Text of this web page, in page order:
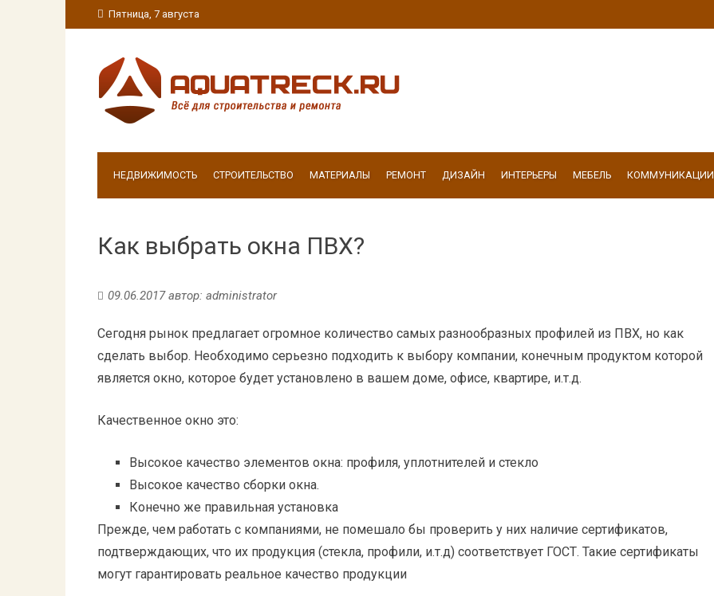
Пятница, 7 августа
НЕДВИЖИМОСТЬ СТРОИТЕЛЬСТВО МАТЕРИАЛЫ РЕМОНТ ДИЗАЙН ИНТЕРЬЕРЫ МЕБЕЛЬ КОММУНИКАЦИИ
Как выбрать окна ПВХ?
09.06.2017автор: administrator
Сегодня рынок предлагает огромное количество самых разнообразных профилей из ПВХ, но как
сделать выбор. Необходимо серьезно подходить к выбору компании, конечным продуктом которой
является окно, которое будет установлено в вашем доме, офисе, квартире, и.т.д.
Качественное окно это:
Высокое качество элементов окна: профиля, уплотнителей и стекло
Высокое качество сборки окна.
Конечно же правильная установка
Прежде, чем работать с компаниями, не помешало бы проверить у них наличие сертификатов,
подтверждающих, что их продукция (стекла, профили, и.т.д) соответствует ГОСТ. Такие сертификаты
могут гарантировать реальное качество продукции